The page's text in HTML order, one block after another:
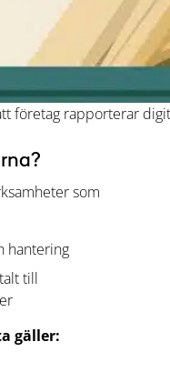
företag rapporterar
som
hantering
till
gäller: